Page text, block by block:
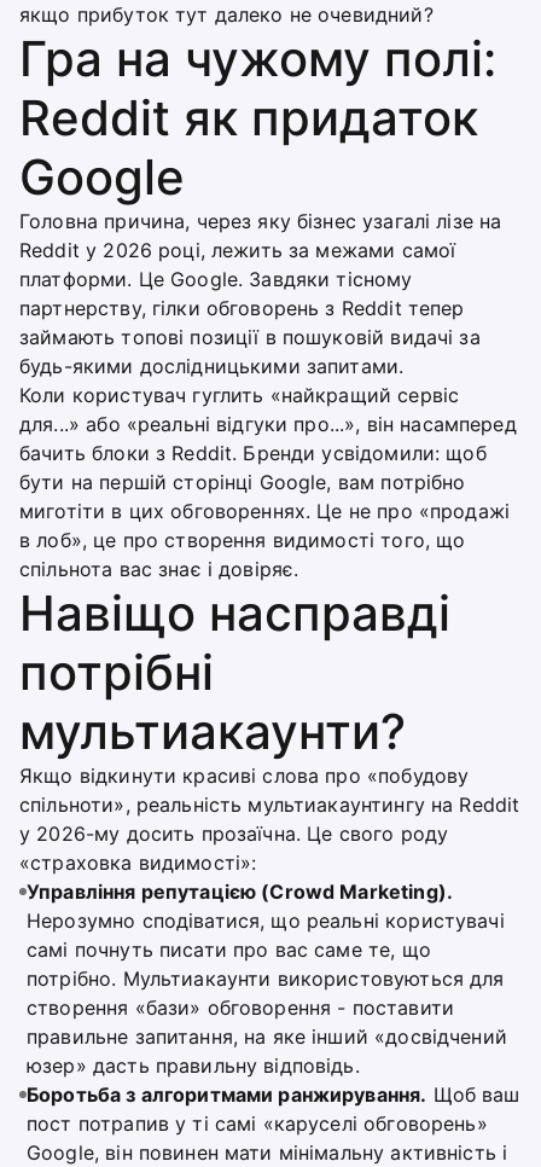
якщо прибуток тут далеко не очевидний?
Гра на чужому полі:
Reddit як придаток
Google
Головна причина, через яку бізнес узагалі лізе на
Reddit у 2026 році, лежить за межами самої
платформи. Це Google. Завдяки тісному
партнерству, гілки обговорень з Reddit тепер
займають топові позиції в пошуковій видачі за
будь-якими дослідницькими запитами.
Коли користувач гуглить «найкращий сервіс
для...» або «реальні відгуки про...», він насамперед
бачить блоки з Reddit. Бренди усвідомили: щоб
бути на першій сторінці Google, вам потрібно
миготіти в цих обговореннях. Це не про «продажі
в лоб», це про створення видимості того, що
спільнота вас знає і довіряє.
Навіщо насправді
потрібні
мультиакаунти?
Якщо відкинути красиві слова про «побудову
спільноти», реальність мультиакаунтингу на Reddit
у 2026-му досить прозаїчна. Це свого роду
«страховка видимості»:
Управління репутацією (Crowd Marketing).
Нерозумно сподіватися, що реальні користувачі
самі почнуть писати про вас саме те, що
потрібно. Мультиакаунти використовуються для
створення «бази» обговорення - поставити
правильне запитання, на яке інший «досвідчений
юзер» дасть правильну відповідь.
Боротьба з алгоритмами ранжирування. Щоб ваш
пост потрапив у ті самі «каруселі обговорень»
Google, він повинен мати мінімальну активність і